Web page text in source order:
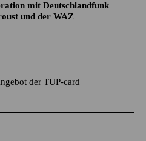
mit Deutschlandfunk
und der WAZ
der TUP-card